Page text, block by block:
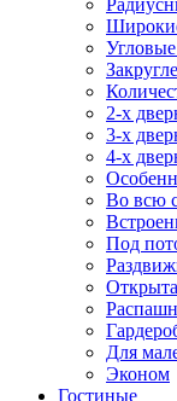
2-х
3-х
4-х
Во всю
Под
Для
Эконом
Гостиные